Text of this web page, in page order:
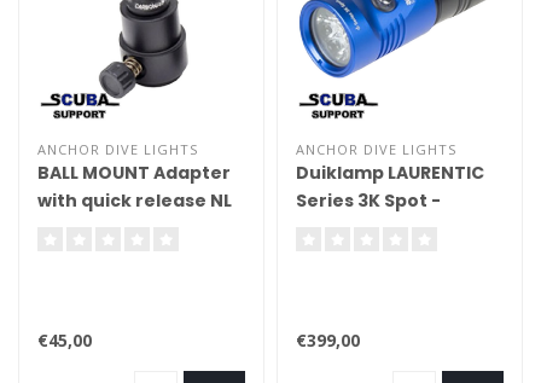
ANCHOR DIVE LIGHTS
BALL MOUNT Adapter
with quick release NL
€45,00
ANCHOR DIVE LIGHTS
Duiklamp LAURENTIC
Series 3K Spot -
€399,00